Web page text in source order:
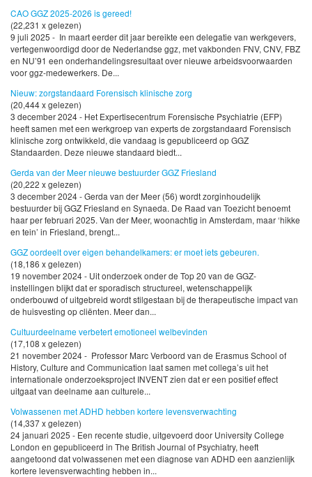
CAO GGZ 2025-2026 is gereed!
(22,231 x gelezen)
9 juli 2025 - In maart eerder dit jaar bereikte een delegatie van werkgevers,
vertegenwoordigd door de Nederlandse ggz, met vakbonden FNV, CNV, FBZ
en NU’91 een onderhandelingsresultaat over nieuwe arbeidsvoorwaarden
voor ggz-medewerkers. De...
Nieuw: zorgstandaard Forensisch klinische zorg
(20,444 x gelezen)
3 december 2024 - Het Expertisecentrum Forensische Psychiatrie (EFP)
heeft samen met een werkgroep van experts de zorgstandaard Forensisch
klinische zorg ontwikkeld, die vandaag is gepubliceerd op GGZ
Standaarden. Deze nieuwe standaard biedt...
Gerda van der Meer nieuwe bestuurder GGZ Friesland
(20,222 x gelezen)
3 december 2024 - Gerda van der Meer (56) wordt zorginhoudelijk
bestuurder bij GGZ Friesland en Synaeda. De Raad van Toezicht benoemt
haar per februari 2025. Van der Meer, woonachtig in Amsterdam, maar ‘hikke
en tein’ in Friesland, brengt...
GGZ oordeelt over eigen behandelkamers: er moet iets gebeuren.
(18,186 x gelezen)
19 november 2024 - Uit onderzoek onder de Top 20 van de GGZ-
instellingen blijkt dat er sporadisch structureel, wetenschappelijk
onderbouwd of uitgebreid wordt stilgestaan bij de therapeutische impact van
de huisvesting op cliënten. Meer dan...
Cultuurdeelname verbetert emotioneel welbevinden
(17,108 x gelezen)
21 november 2024 - Professor Marc Verboord van de Erasmus School of
History, Culture and Communication laat samen met collega’s uit het
internationale onderzoeksproject INVENT zien dat er een positief effect
uitgaat van deelname aan culturele...
Volwassenen met ADHD hebben kortere levensverwachting
(14,337 x gelezen)
24 januari 2025 - Een recente studie, uitgevoerd door University College
London en gepubliceerd in The British Journal of Psychiatry, heeft
aangetoond dat volwassenen met een diagnose van ADHD een aanzienlijk
kortere levensverwachting hebben in...